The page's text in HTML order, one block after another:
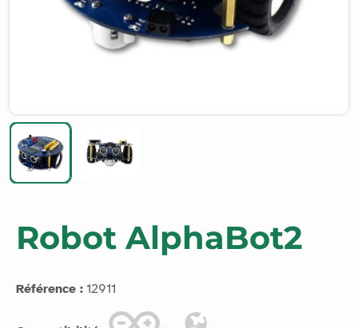
Robot AlphaBot2
Référence : 12911